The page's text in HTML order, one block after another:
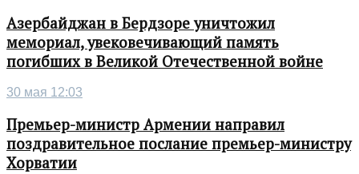
Азербайджан в Бердзоре уничтожил
мемориал, увековечивающий память
погибших в Великой Отечественной войне
30 мая 12:03
Премьер-министр Армении направил
поздравительное послание премьер-министру
Хорватии